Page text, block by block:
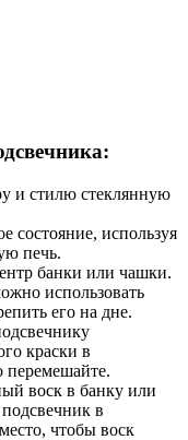
и стилю стеклянную
состояние, используя
печь.
банки или чашки.
использовать
его на дне.
краски в
перемешайте.
воск в банку или
в
чтобы воск